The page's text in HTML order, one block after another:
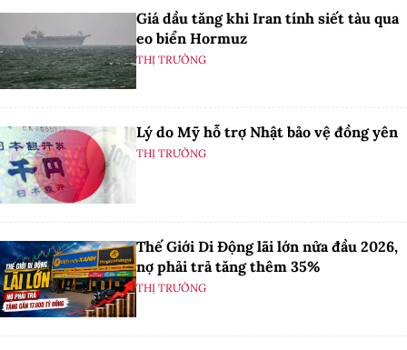
Giá dầu tăng khi Iran tính siết tàu qua
eo biển Hormuz
THỊ TRƯỜNG
Lý do Mỹ hỗ trợ Nhật bảo vệ đồng yên
THỊ TRƯỜNG
Thế Giới Di Động lãi lớn nửa đầu 2026,
nợ phải trả tăng thêm 35%
THỊ TRƯỜNG